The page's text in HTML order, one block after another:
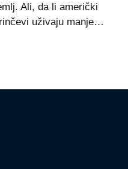
Ali, da li američki
uživaju manje…